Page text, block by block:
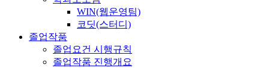
WIN(웹운영팀)
코딧(스터디)
졸업작품
졸업요건 시행규칙
졸업작품 진행개요